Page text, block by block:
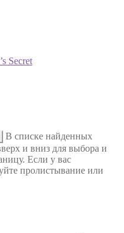
Secret
В списке найденных
и вниз для выбора и
Если у вас
пролистывание или